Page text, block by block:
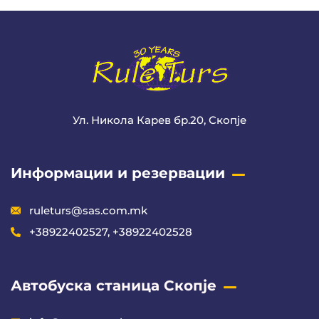
Ул. Никола Карев бр.20, Скопје
Информации и резервации
ruleturs@sas.com.mk
+38922402527, +38922402528
Автобуска станица Скопје